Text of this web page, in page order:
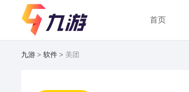
首页
九游 软件 美团